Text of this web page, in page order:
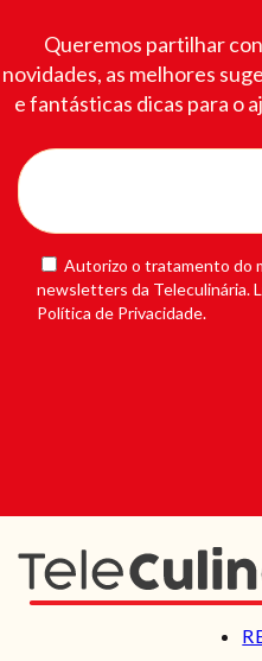
Queremos partilhar
novidades, as melhores
e fantásticas dicas para o
Autorizo o tratamento do
newsletters da Teleculinária.
Política de Privacidade.